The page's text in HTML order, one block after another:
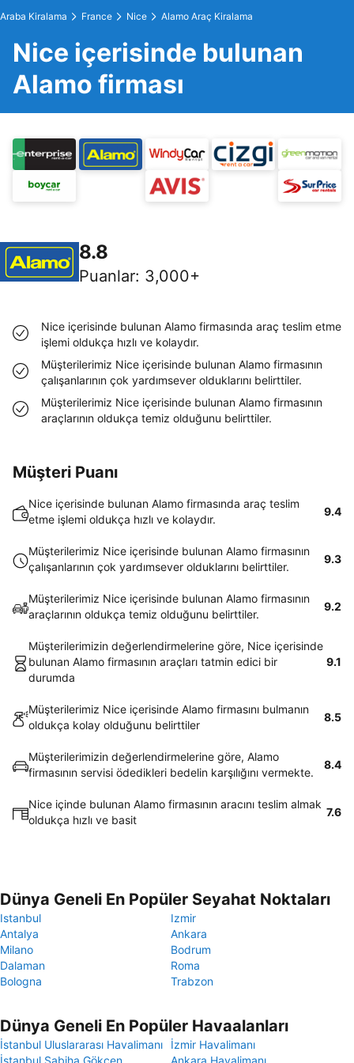
Araba Kiralama France Nice Alamo Araç Kiralama
Nice içerisinde bulunan
Alamo firması
8.8
Puanlar: 3,000+
Nice içerisinde bulunan Alamo firmasında araç teslim etme
işlemi oldukça hızlı ve kolaydır.
Müşterilerimiz Nice içerisinde bulunan Alamo firmasının
çalışanlarının çok yardımsever olduklarını belirttiler.
Müşterilerimiz Nice içerisinde bulunan Alamo firmasının
araçlarının oldukça temiz olduğunu belirttiler.
Müşteri Puanı
Nice içerisinde bulunan Alamo firmasında araç teslim
etme işlemi oldukça hızlı ve kolaydır.
9.4
Müşterilerimiz Nice içerisinde bulunan Alamo firmasının
çalışanlarının çok yardımsever olduklarını belirttiler.
9.3
Müşterilerimiz Nice içerisinde bulunan Alamo firmasının
araçlarının oldukça temiz olduğunu belirttiler.
9.2
Müşterilerimizin değerlendirmelerine göre, Nice içerisinde
bulunan Alamo firmasının araçları tatmin edici bir
durumda
9.1
Müşterilerimiz Nice içerisinde Alamo firmasını bulmanın
oldukça kolay olduğunu belirttiler
8.5
Müşterilerimizin değerlendirmelerine göre, Alamo
firmasının servisi ödedikleri bedelin karşılığını vermekte.
8.4
Nice içinde bulunan Alamo firmasının aracını teslim almak
oldukça hızlı ve basit
7.6
Dünya Geneli En Popüler Seyahat Noktaları
Istanbul
Izmir
Antalya
Ankara
Milano
Bodrum
Dalaman
Roma
Bologna
Trabzon
Dünya Geneli En Popüler Havaalanları
İstanbul Uluslararası Havalimanı
İzmir Havalimanı
İstanbul Sabiha Gökçen
Ankara Havalimanı